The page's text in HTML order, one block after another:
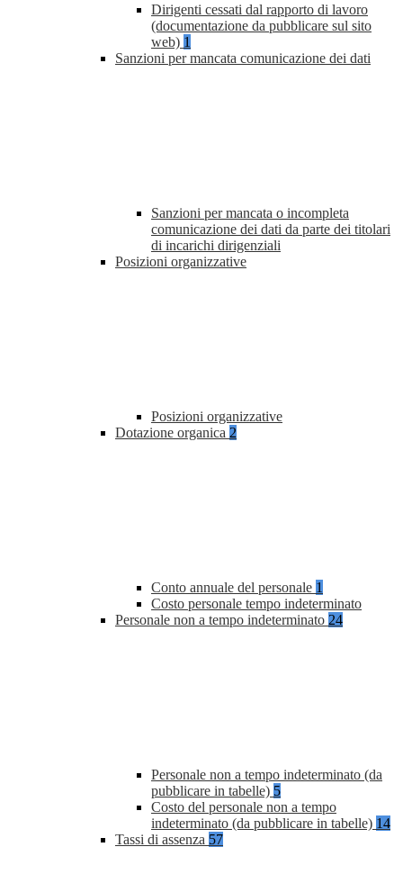
Dirigenti cessati dal rapporto di lavoro
(documentazione da pubblicare sul sito
web) 1
Sanzioni per mancata comunicazione dei dati
Sanzioni per mancata o incompleta
comunicazione dei dati da parte dei titolari
di incarichi dirigenziali
Posizioni organizzative
Posizioni organizzative
Dotazione organica 2
Conto annuale del personale 1
Costo personale tempo indeterminato
Personale non a tempo indeterminato 24
Personale non a tempo indeterminato (da
pubblicare in tabelle) 5
Costo del personale non a tempo
indeterminato (da pubblicare in tabelle) 14
Tassi di assenza 57